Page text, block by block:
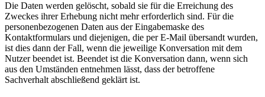
Die Daten werden gelöscht, sobald sie für die Erreichung des
Zweckes ihrer Erhebung nicht mehr erforderlich sind. Für die
personenbezogenen Daten aus der Eingabemaske des
Kontaktformulars und diejenigen, die per E-Mail übersandt wurden,
ist dies dann der Fall, wenn die jeweilige Konversation mit dem
Nutzer beendet ist. Beendet ist die Konversation dann, wenn sich
aus den Umständen entnehmen lässt, dass der betroffene
Sachverhalt abschließend geklärt ist.